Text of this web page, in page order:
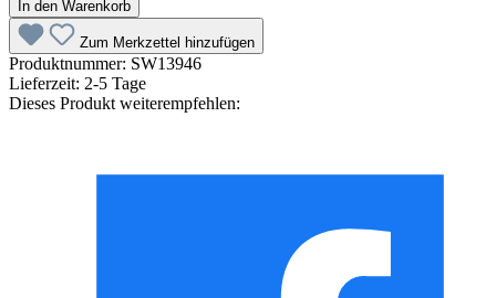
In den Warenkorb
Zum Merkzettel hinzufügen
Produktnummer: SW13946
Lieferzeit: 2-5 Tage
Dieses Produkt weiterempfehlen: